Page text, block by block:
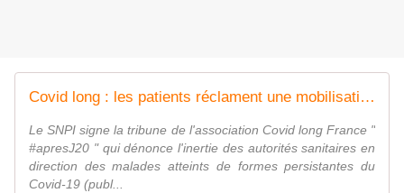
Covid long : les patients réclament une mobilisation
Le SNPI signe la tribune de l'association Covid long France "
#apresJ20 " qui dénonce l'inertie des autorités sanitaires en
direction des malades atteints de formes persistantes du
Covid-19 (publ...